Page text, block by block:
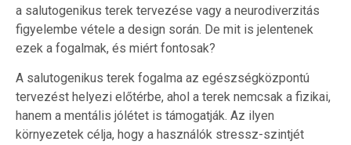
a salutogenikus terek tervezése vagy a neurodiverzitás
figyelembe vétele a design során. De mit is jelentenek
ezek a fogalmak, és miért fontosak?
A salutogenikus terek fogalma az egészségközpontú
tervezést helyezi előtérbe, ahol a terek nemcsak a fizikai,
hanem a mentális jólétet is támogatják. Az ilyen
környezetek célja, hogy a használók stressz-szintjét